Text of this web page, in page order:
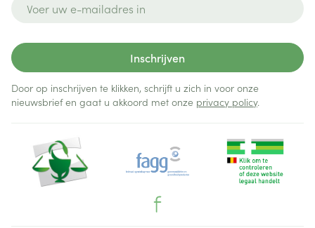
Inschrijven
Door op inschrijven te klikken, schrijft u zich in voor onze
nieuwsbrief en gaat u akkoord met onze privacy policy.